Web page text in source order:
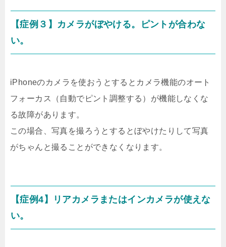
【症例３】カメラがぼやける。ピントが合わな
い。
iPhoneのカメラを使おうとするとカメラ機能のオート
フォーカス（自動でピント調整する）が機能しなくな
る故障があります。
この場合、写真を撮ろうとするとぼやけたりして写真
がちゃんと撮ることができなくなります。
【症例4】リアカメラまたはインカメラが使えな
い。